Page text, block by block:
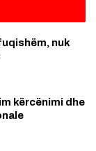
nuk
kërcënimi dhe